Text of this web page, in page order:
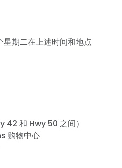
期二在上述时间和地点
42 和 Hwy 50 之间）
购物中心